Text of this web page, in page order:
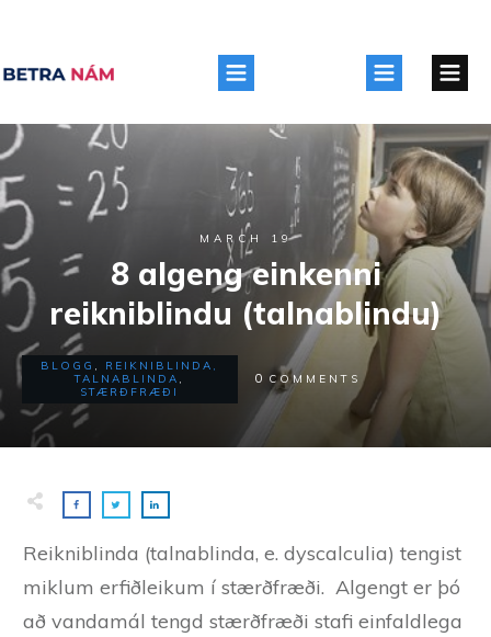
MARCH 19
8 algeng einkenni
reikniblindu (talnablindu)
BLOGG , REIKNIBLINDA,
TALNABLINDA ,
STÆRÐFRÆÐI
0 COMMENTS
Reikniblinda (talnablinda, e. dyscalculia) tengist
miklum erfiðleikum í stærðfræði. Algengt er þó
að vandamál tengd stærðfræði stafi einfaldlega